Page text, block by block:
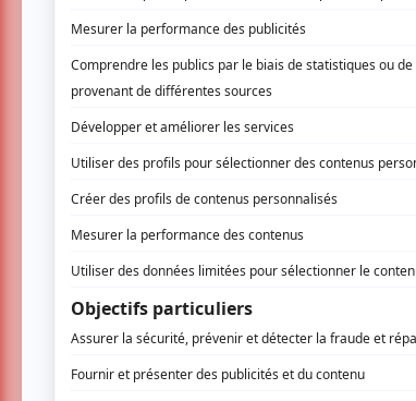
Rocketman, le biopic en
points ! Que ce soit les
magistralement réalisé ! En
Dès les premières minutes, nous
s’inscrit en lettres brillantes à
porte des Alcooliques Anonymes.
lunettes en forme de cœur, il
à la boulimie et je fais des crises
audacieux : nous allons, certes,
devoir faire face au revers de la